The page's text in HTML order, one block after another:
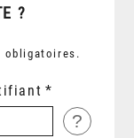
?
obligatoires.
?